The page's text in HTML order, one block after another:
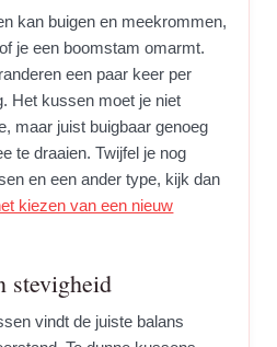
kan buigen en meekrommen,
je een boomstam omarmt.
een paar keer per
Het kussen moet je niet
maar juist buigbaar genoeg
te draaien. Twijfel je nog
en een ander type, kijk dan
kiezen van een nieuw
stevigheid
vindt de juiste balans